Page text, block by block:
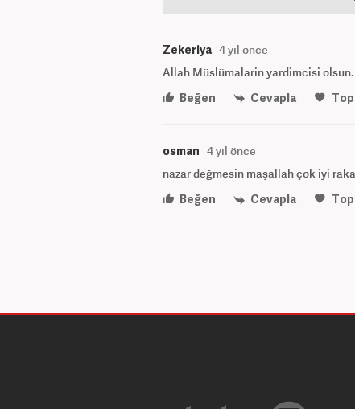
Zekeriya 4 yıl önce
Allah Müslümalarin yardimcisi
Beğen
Cevapla
osman 4 yıl önce
nazar değmesin maşallah çok iyi
Beğen
Cevapla